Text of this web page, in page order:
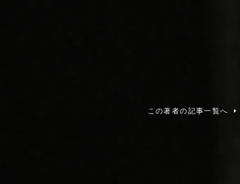
この著者の記事一覧へ